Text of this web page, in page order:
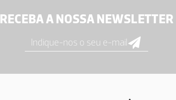
RECEBA A NOSSA NEWSLETTER